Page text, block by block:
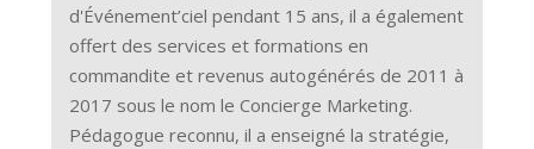
d'Événement’ciel pendant 15 ans, il a également
offert des services et formations en
commandite et revenus autogénérés de 2011 à
2017 sous le nom le Concierge Marketing.
Pédagogue reconnu, il a enseigné la stratégie,